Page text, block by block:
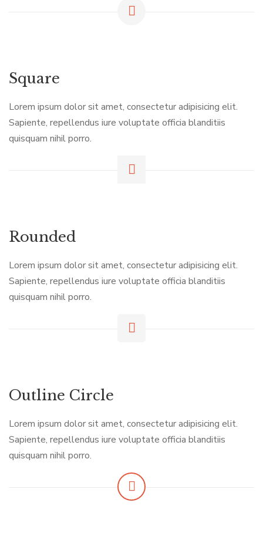
Square
Lorem ipsum dolor sit amet, consectetur adipisicing elit.
Sapiente, repellendus iure voluptate officia blanditiis
quisquam nihil porro.
Rounded
Lorem ipsum dolor sit amet, consectetur adipisicing elit.
Sapiente, repellendus iure voluptate officia blanditiis
quisquam nihil porro.
Outline Circle
Lorem ipsum dolor sit amet, consectetur adipisicing elit.
Sapiente, repellendus iure voluptate officia blanditiis
quisquam nihil porro.